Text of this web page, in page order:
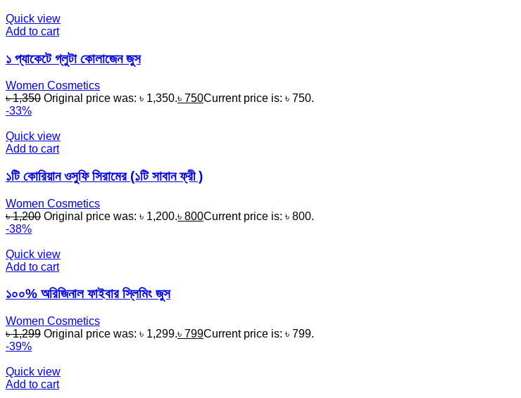
Quick view
Add to cart
১ প্যাকেটে গ্লুটা কোলাজেন জুস
Women Cosmetics
৳1,350 Original price was: ৳ 1,350.৳ 750Current price is: ৳ 750.
-33%
Quick view
Add to cart
১টি কোরিয়ান ওসুফি সিরামের (১টি সাবান ফ্রী )
Women Cosmetics
৳1,200 Original price was: ৳ 1,200.৳ 800Current price is: ৳ 800.
-38%
Quick view
Add to cart
১০০% অরিজিনাল ফাইবার স্লিমিং জুস
Women Cosmetics
৳1,299 Original price was: ৳ 1,299.৳ 799Current price is: ৳ 799.
-39%
Quick view
Add to cart